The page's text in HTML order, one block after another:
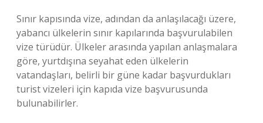
Sınır kapısında vize, adından da anlaşılacağı üzere,
yabancı ülkelerin sınır kapılarında başvurulabilen
vize türüdür. Ülkeler arasında yapılan anlaşmalara
göre, yurtdışına seyahat eden ülkelerin
vatandaşları, belirli bir güne kadar başvurdukları
turist vizeleri için kapıda vize başvurusunda
bulunabilirler.